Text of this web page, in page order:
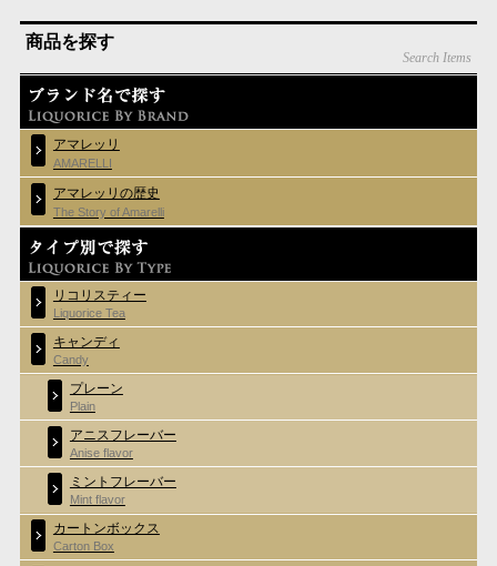
商品を探す
Search Items
アマレッリ
AMARELLI
アマレッリの歴史
The Story of Amarelli
リコリスティー
Liquorice Tea
キャンディ
Candy
プレーン
Plain
アニスフレーバー
Anise flavor
ミントフレーバー
Mint flavor
カートンボックス
Carton Box